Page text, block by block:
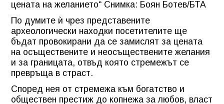
цената на желанието“ Снимка: Боян Ботев/БТА
По думите ѝ чрез представените
археологически находки посетителите ще
бъдат провокирани да се замислят за цената
на осъществените и неосъществените желания
и за границата, отвъд която стремежът се
превръща в страст.
Според нея от стремежа към богатство и
обществен престиж до копнежа за любов, власт